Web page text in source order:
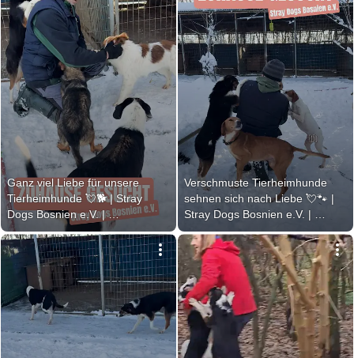
Ganz viel Liebe für unsere
Tierheimhunde 💘🐕 | Stray
Dogs Bosnien e.V. |
#adoptstrays
Verschmuste Tierheimhunde
sehnen sich nach Liebe 💘🐾 |
Stray Dogs Bosnien e.V. |
#adoptdontshop